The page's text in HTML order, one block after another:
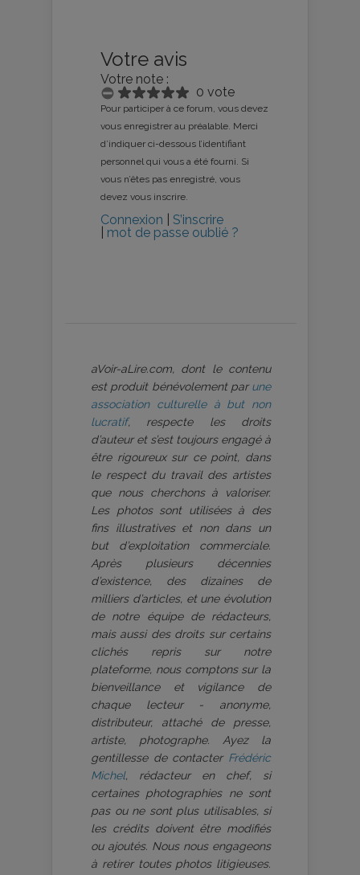
Votre avis
Votre note :
0 vote
Pour participer à ce forum, vous devez
vous enregistrer au préalable. Merci
d’indiquer ci-dessous l’identifiant
personnel qui vous a été fourni. Si
vous n’êtes pas enregistré, vous
devez vous inscrire.
Connexion
S’inscrire
mot de passe oublié ?
aVoir-aLire.com, dont le contenu
est produit bénévolement par une
association culturelle à but non
lucratif, respecte les droits
d’auteur et s’est toujours engagé à
être rigoureux sur ce point, dans
le respect du travail des artistes
que nous cherchons à valoriser.
Les photos sont utilisées à des
fins illustratives et non dans un
but d’exploitation commerciale.
Après plusieurs décennies
d’existence, des dizaines de
milliers d’articles, et une évolution
de notre équipe de rédacteurs,
mais aussi des droits sur certains
clichés repris sur notre
plateforme, nous comptons sur la
bienveillance et vigilance de
chaque lecteur - anonyme,
distributeur, attaché de presse,
artiste, photographe. Ayez la
gentillesse de contacter Frédéric
Michel, rédacteur en chef, si
certaines photographies ne sont
pas ou ne sont plus utilisables, si
les crédits doivent être modifiés
ou ajoutés. Nous nous engageons
à retirer toutes photos litigieuses.